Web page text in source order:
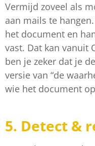
Vermijd zoveel als
aan mails te
het document en
vast. Dat kan vanuit
ben je zeker dat je
versie van “de
wie het document
5. Detect &